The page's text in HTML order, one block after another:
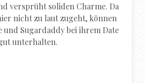
versprüht soliden Charme. Da
nicht zu laut zugeht, können
und Sugardaddy bei ihrem Date
unterhalten.